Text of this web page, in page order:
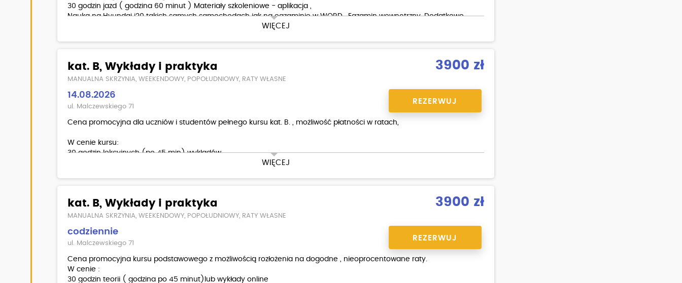
WIĘCEJ
30 godzin jazd ( godzina 60 minut ) Materiały szkoleniowe - aplikacja ,
Nauka na Hyundai i20 takich samych samochodach jak na egzaminie w WORD . Egzamin wewnętrzny. Dodatkowo
płatne - badania lekarskie oraz jazda na placu manewrowym w WORD
kat. B, Wykłady i praktyka
MANUALNA SKRZYNIA, WEEKENDOWY, POPOŁUDNIOWY, RATY WŁASNE
3900 zł
14.08.2026
ul. Malczewskiego 71
REZERWUJ
WIĘCEJ
Cena promocyjna dla uczniów i studentów pełnego kursu kat. B. , możliwość płatności w ratach,
W cenie kursu:
30 godzin lekcyjnych (po 45 min) wykładów
materiały dla kursantów, aplikacja
badania lekarskie, łuk w WORD-zie
kat. B, Wykłady i praktyka
MANUALNA SKRZYNIA, WEEKENDOWY, POPOŁUDNIOWY, RATY WŁASNE
3900 zł
codziennie
ul. Malczewskiego 71
REZERWUJ
Cena promocyjna kursu podstawowego z możliwością rozłożenia na dogodne , nieoprocentowane raty.
W cenie :
30 godzin teorii ( godzina po 45 minut)lub wykłady online